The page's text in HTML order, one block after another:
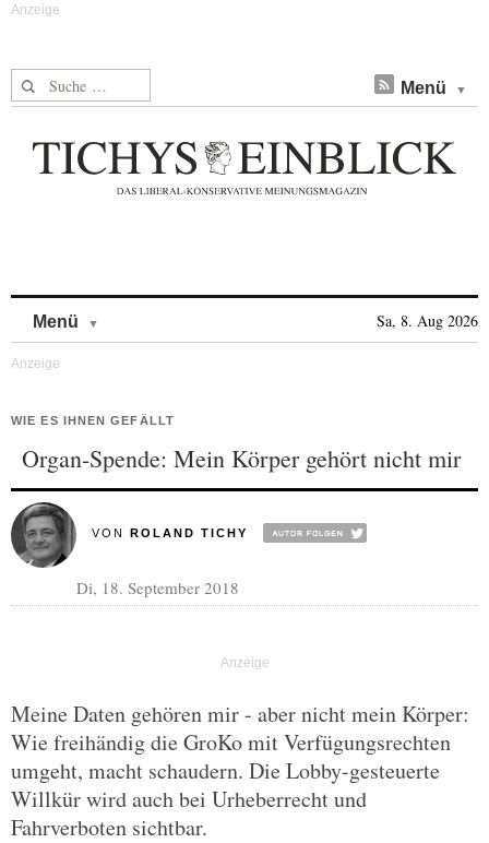
Suche nach: Menü
Menü Sa, 8. Aug 2026
WIE ES IHNEN GEFÄLLT
Organ-Spende: Mein Körper gehört nicht mir
VON ROLAND TICHY
Di, 18. September 2018
Meine Daten gehören mir - aber nicht mein Körper:
Wie freihändig die GroKo mit Verfügungsrechten
umgeht, macht schaudern. Die Lobby-gesteuerte
Willkür wird auch bei Urheberrecht und
Fahrverboten sichtbar.